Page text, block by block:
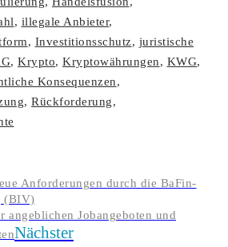
, illegale Anbieter,
, Investitionsschutz, juristische
, Krypto, Kryptowährungen, KWG,
Konsequenzen,
, Rückforderung,
Anforderungen durch die BaFin-
(BIV)
angeblichen Jobangeboten und
Nächster